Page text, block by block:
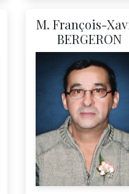
M. François-
BERGERON